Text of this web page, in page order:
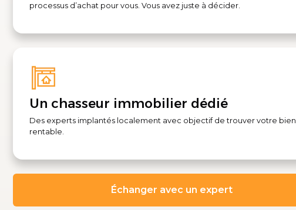
processus d’achat pour vous. Vous avez juste à décider.
Un chasseur immobilier dédié
Des experts implantés localement avec objectif de trouver votre bien
rentable.
Échanger avec un expert